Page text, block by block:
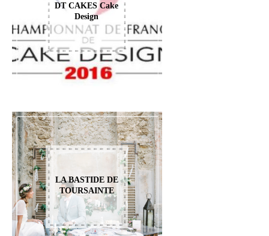
DT CAKES Cake
Design
LA BASTIDE DE
TOURSAINTE